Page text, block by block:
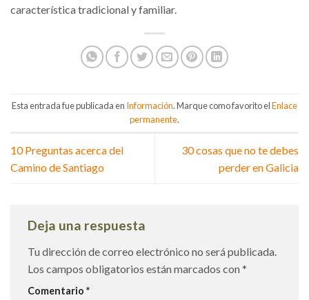
característica tradicional y familiar.
Esta entrada fue publicada en Información. Marque como favorito elEnlace
permanente.
10 Preguntas acerca del
Camino de Santiago
30 cosas que no te debes
perder en Galicia
Deja una respuesta
Tu dirección de correo electrónico no será publicada.
Los campos obligatorios están marcados con *
Comentario *